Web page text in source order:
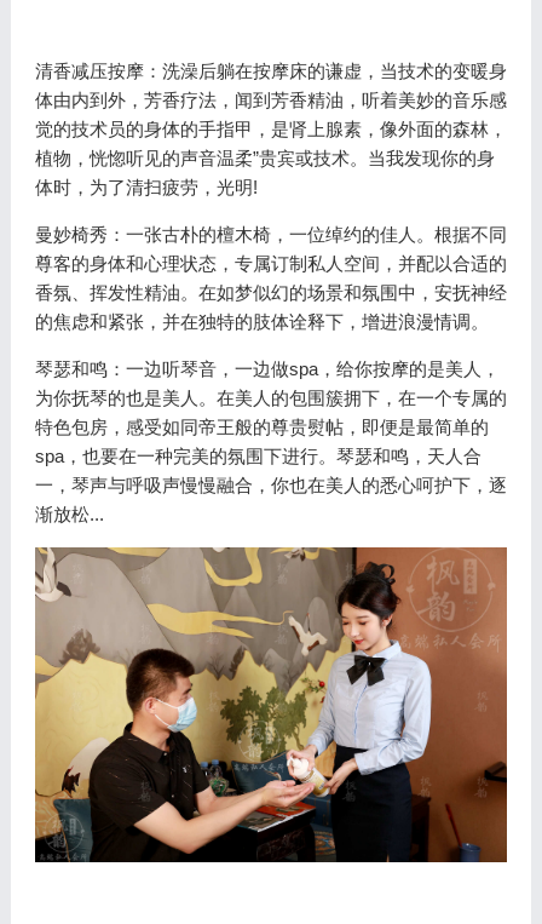
清香减压按摩：洗澡后躺在按摩床的谦虚，当技术的变暖身
体由内到外，芳香疗法，闻到芳香精油，听着美妙的音乐感
觉的技术员的身体的手指甲，是肾上腺素，像外面的森林，
植物，恍惚听见的声音温柔”贵宾或技术。当我发现你的身
体时，为了清扫疲劳，光明!
曼妙椅秀：一张古朴的檀木椅，一位绰约的佳人。根据不同
尊客的身体和心理状态，专属订制私人空间，并配以合适的
香氛、挥发性精油。在如梦似幻的场景和氛围中，安抚神经
的焦虑和紧张，并在独特的肢体诠释下，增进浪漫情调。
琴瑟和鸣：一边听琴音，一边做spa，给你按摩的是美人，
为你抚琴的也是美人。在美人的包围簇拥下，在一个专属的
特色包房，感受如同帝王般的尊贵熨帖，即便是最简单的
spa，也要在一种完美的氛围下进行。琴瑟和鸣，天人合
一，琴声与呼吸声慢慢融合，你也在美人的悉心呵护下，逐
渐放松...